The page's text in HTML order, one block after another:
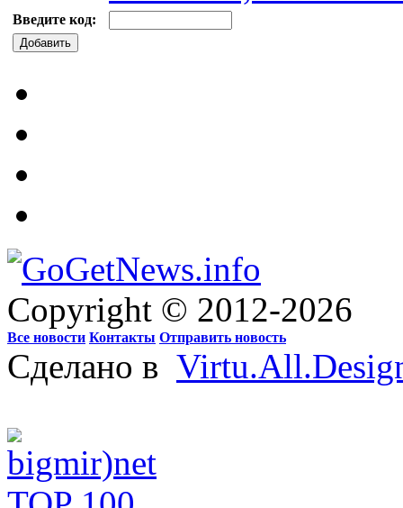
Введите код:
Добавить
Copyright © 2012-2026
Все новости Контакты Отправить новость
Сделано в